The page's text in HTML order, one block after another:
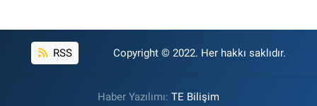
RSS Copyright © 2022. Her hakkı saklıdır.
Haber Yazılımı: TE Bilişim